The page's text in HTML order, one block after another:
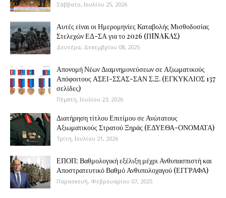
Σάββατο, Ιουλίου 25, 2026
Αυτές είναι οι Ημερομηνίες Καταβολής Μισθοδοσίας
Στελεχών ΕΔ-ΣΑ για το 2026 (ΠINAKAΣ)
Δευτέρα, Δεκεμβρίου 08, 2025
Απονομή Νέων Διαμνημονεύσεων σε Αξιωματικούς
Απόφοιτους ΑΣΕΙ-ΣΣΑΣ-ΣΑΝ Σ.Ξ. (ΕΓΚΥΚΛΙΟΣ 137
σελίδες)
Πέμπτη, Ιουλίου 23, 2026
Διατήρηση τίτλου Επιτίμου σε Ανώτατους
Αξιωματικούς Στρατού Ξηράς (ΕΔΥΕΘΑ-ΟΝΟΜΑΤΑ)
Τρίτη, Ιουλίου 21, 2026
ΕΠΟΠ: Βαθμολογική εξέλιξη μέχρι Ανθυπασπιστή και
Αποστρατευτικό Βαθμό Ανθυπολοχαγού (ΕΓΓΡΑΦΑ)
Παρασκευή, Φεβρουαρίου 07, 2025